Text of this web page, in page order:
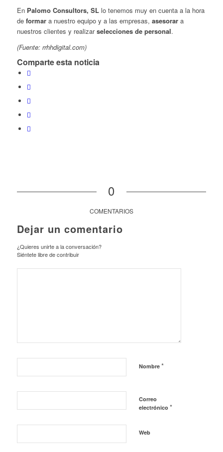
En Palomo Consultors, SLlo tenemos muy en cuenta a la hora
de formara nuestro equipo y a las empresas, asesorara
nuestros clientes y realizarselecciones de personal.
(Fuente: rrhhdigital.com)
Comparte esta noticia
0
COMENTARIOS
Dejar un comentario
¿Quieres unirte a la conversación?
Siéntete libre de contribuir
Nombre *
Correo
electrónico *
Web